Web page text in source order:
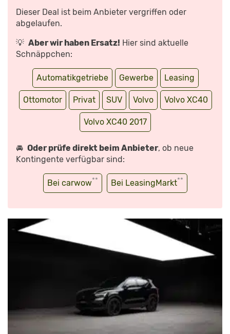
Dieser Deal ist beim Anbieter vergriffen oder
abgelaufen.
💡 Aber wir haben Ersatz! Hier sind aktuelle
Schnäppchen:
Automatikgetriebe Gewerbe Leasing
Ottomotor Privat SUV Volvo Volvo XC40
Volvo XC40 2017
🚘 Oder prüfe direkt beim Anbieter, ob neue
Kontingente verfügbar sind:
Bei carwow** Bei LeasingMarkt**
AUTO
MOTOR
UND
SPORT“
YOUTUBE
ANZEIGEN